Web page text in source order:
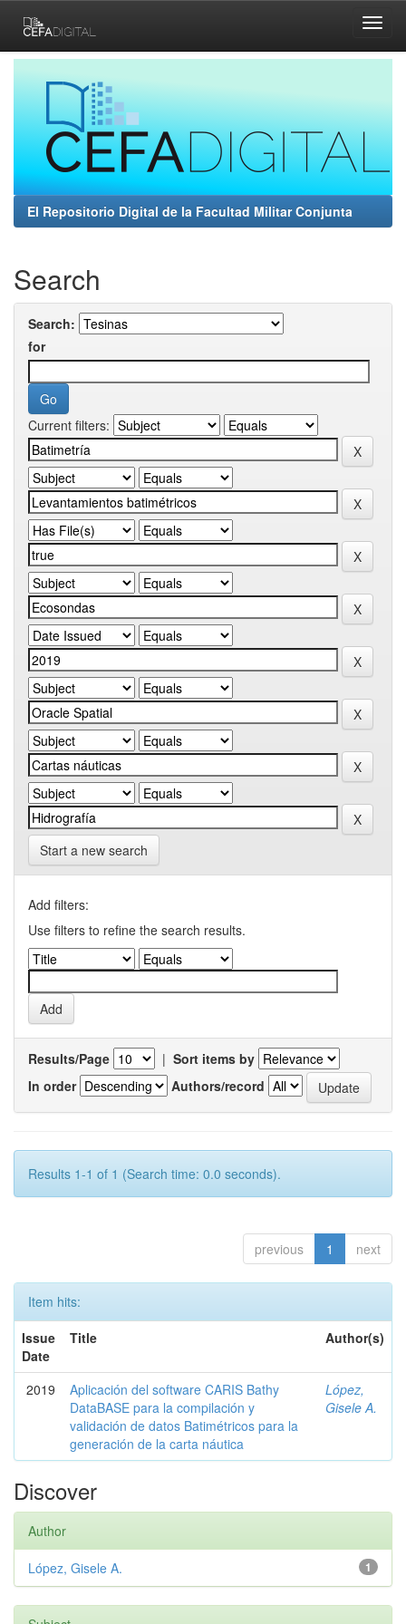
navigation
El Repositorio Digital de la Facultad Militar Conjunta
Search
Search:
for
Current filters:
Start a new search
Add filters:
Use filters to refine the search results.
Results/Page | Sort items by
In order
Authors/record
Results 1-1 of 1 (Search time: 0.0 seconds).
previous 1 next
Item hits:
Issue
Date
Title Author(s)
2019
Aplicación del software CARIS Bathy
DataBASE para la compilación y
validación de datos Batimétricos para la
generación de la carta náutica
López,
Gisele A.
Discover
Author
1
López, Gisele A.